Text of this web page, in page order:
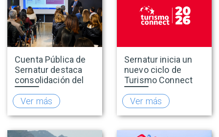
Cuenta Pública de
Sernatur destaca
consolidación del
turismo en 2025 y
presenta hoja de
ruta para fortalecer
la competitividad
del sector
Ver más
Sernatur inicia un
nuevo ciclo de
Turismo Connect
para fortalecer la
inteligencia de
mercado de la
industria turística
Ver más